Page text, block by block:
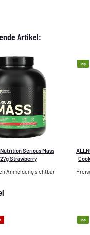
Artikel:
Serious Mass
Strawberry
Anmeldung sichtbar
Top
Top